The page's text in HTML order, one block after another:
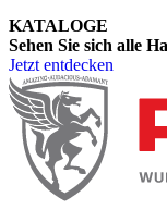
KATALOGE
Sehen Sie sich alle
Jetzt entdecken
Seitenfooter